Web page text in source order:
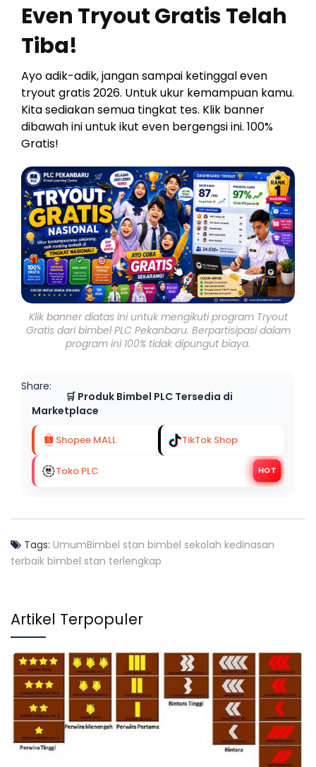
Even Tryout Gratis Telah
Tiba!
Ayo adik-adik, jangan sampai ketinggal even
tryout gratis 2026. Untuk ukur kemampuan kamu.
Kita sediakan semua tingkat tes. Klik banner
dibawah ini untuk ikut even bergengsi ini. 100%
Gratis!
Klik banner diatas ini untuk mengikuti program Tryout
Gratis dari bimbel PLC Pekanbaru. Berpartisipasi dalam
program ini 100% tidak dipungut biaya.
Share:
🛒 Produk Bimbel PLC Tersedia di
Marketplace
Shopee MALL TikTok Shop
HOT
Toko PLC
Tags: UmumBimbel stan bimbel sekolah kedinasan
terbaik bimbel stan terlengkap
Artikel Terpopuler